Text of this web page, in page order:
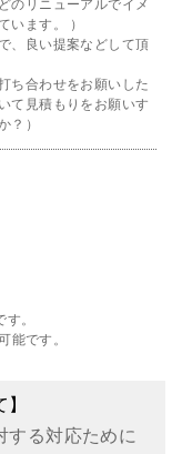
のリニューアルでイメ
います。 ）
、良い提案などして頂
ち合わせをお願いした
て見積もりをお願いす
？）
。
能です。
する対応ために